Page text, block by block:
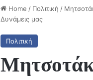
Home / Πολιτική /
Δυνάμεις μας
Πολιτική